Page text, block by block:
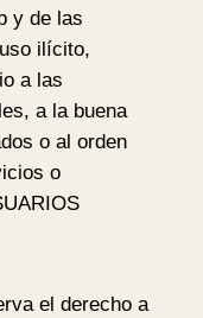
y de las
ilícito,
a las
a la buena
o al orden
o
el derecho a